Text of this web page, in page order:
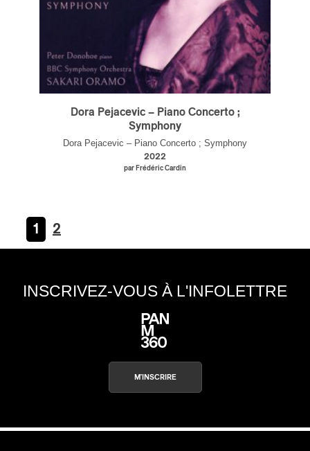
Dora Pejacevic – Piano Concerto ;
Symphony
Dora Pejacevic – Piano Concerto ; Symphony
2022
par Frédéric Cardin
1 2
INSCRIVEZ-VOUS À L'INFOLETTRE
M'INSCRIRE